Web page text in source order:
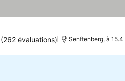
(262 évaluations) Senftenberg, à 15.4